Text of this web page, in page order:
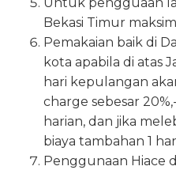
Bekasi Timur
Pemakaian baik di
kota apabila di atas
hari kepulangan
charge sebesar
harian, dan jika
biaya tambahan 1
Penggunaan Hiace